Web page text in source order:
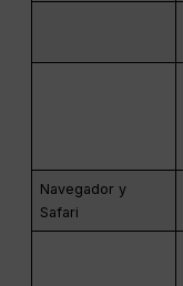
Navegador y
Safari